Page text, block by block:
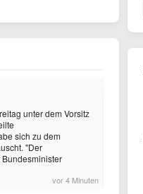
unter dem Vorsitz
sich zu dem
"Der
vor 4 Minuten